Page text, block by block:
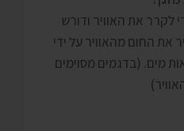
לקרר את האוויר ודורש
את החום מהאוויר על ידי
מים. (בדגמים מסוימים